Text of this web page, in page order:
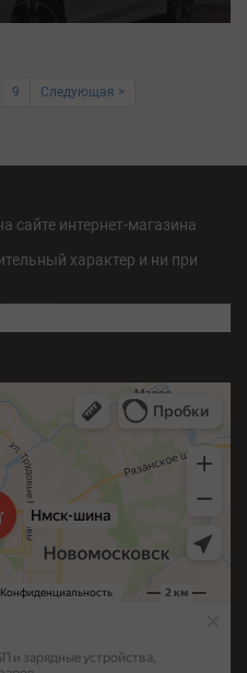
9 Следующая >
сайте интернет-магазина
характер и ни при